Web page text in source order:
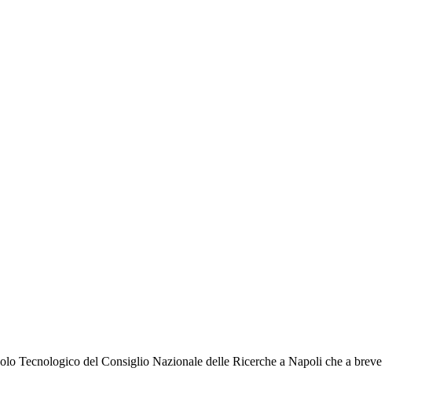
Tecnologico del Consiglio Nazionale delle Ricerche a Napoli che a breve